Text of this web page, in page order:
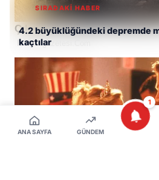
ANA SAYFA GÜNDEM
1
SIRADAKİ HABER
4.2 büyüklüğündeki depremde
kaçtılar